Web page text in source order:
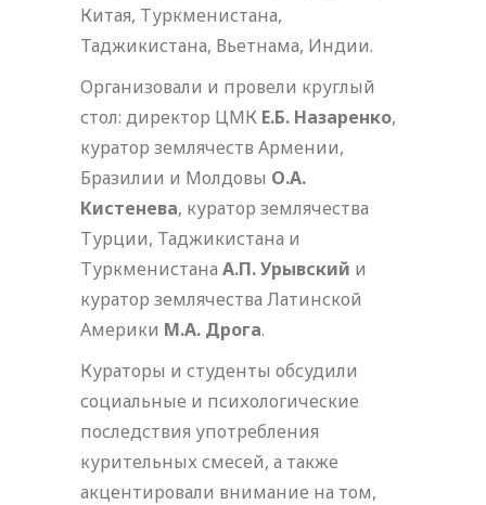
Китая, Туркменистана,
Таджикистана, Вьетнама, Индии.
Организовали и провели круглый
стол: директор ЦМК Е.Б. Назаренко,
куратор землячеств Армении,
Бразилии и Молдовы О.А.
Кистенева, куратор землячества
Турции, Таджикистана и
Туркменистана А.П. Урывский и
куратор землячества Латинской
Америки М.А. Дрога.
Кураторы и студенты обсудили
социальные и психологические
последствия употребления
курительных смесей, а также
акцентировали внимание на том,